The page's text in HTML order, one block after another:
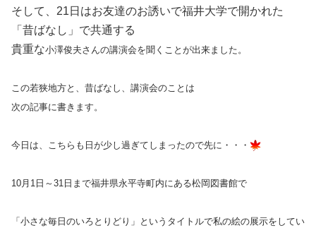
そして、21日はお友達のお誘いで福井大学で開かれた
「昔ばなし」で共通する
貴重な小澤俊夫さんの講演会を聞くことが出来ました。
この若狭地方と、昔ばなし、講演会のことは
次の記事に書きます。
今日は、こちらも日が少し過ぎてしまったので先に・・・
10月1日～31日まで福井県永平寺町内にある松岡図書館で
「小さな毎日のいろとりどり」というタイトルで私の絵の展示をしてい